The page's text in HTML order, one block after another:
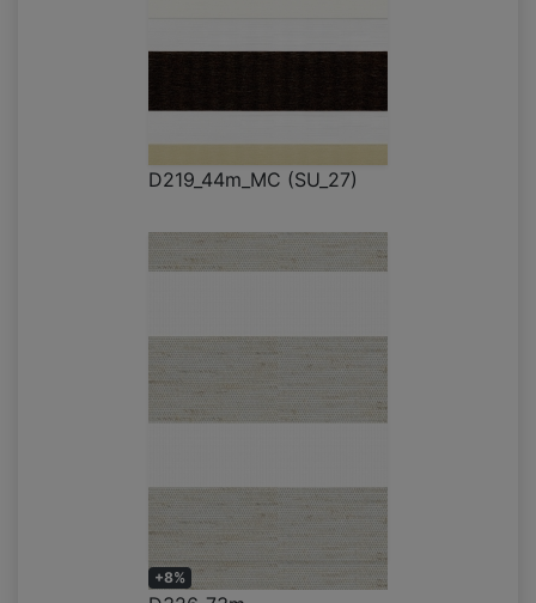
D219_44m_MC (SU_27)
+8%